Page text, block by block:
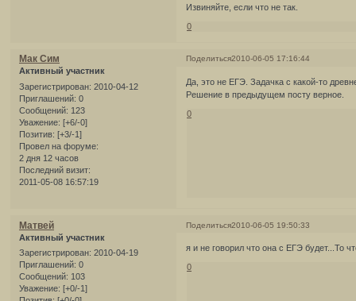
Извиняйте, если что не так.
0
Поделиться2010-06-05 17:16:44
Мак Сим
Активный участник
Зарегистрирован: 2010-04-12
Приглашений: 0
Сообщений: 123
Уважение: [+6/-0]
Позитив: [+3/-1]
Провел на форуме:
2 дня 12 часов
Последний визит:
2011-05-08 16:57:19
Да, это не ЕГЭ. Задачка с какой-то
Решение в предыдущем посту верное.
0
Поделиться2010-06-05 19:50:33
Матвей
Активный участник
Зарегистрирован: 2010-04-19
Приглашений: 0
Сообщений: 103
Уважение: [+0/-1]
я и не говорил что она с ЕГЭ будет...То
0